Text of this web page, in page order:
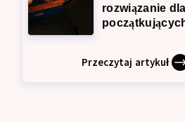
rozwiązanie
Przeczytaj artykuł